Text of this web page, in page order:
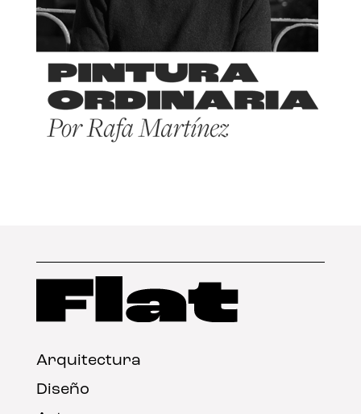
Arquitectura
Diseño